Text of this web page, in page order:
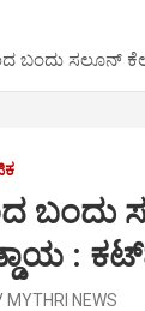
ಬಂದು ಸಲೂನ್
:
MYTHRI NEWS